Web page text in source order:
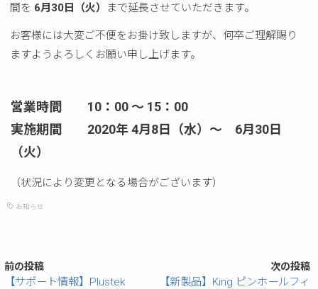
間を 6月30日（火） まで延長させていただきます。
お客様には大変ご不便をお掛け致しますが、何卒ご理解賜り
ますようよろしくお願い申し上げます。
営業時間 10：00 ～ 15：00
実施期間 2020年 4月8日（水）～ 6月30日
（火）
（状況により変更となる場合がございます）
お知らせ
前の投稿
【サポート情報】Plustek
次の投稿
【新製品】King ピンホールフィ